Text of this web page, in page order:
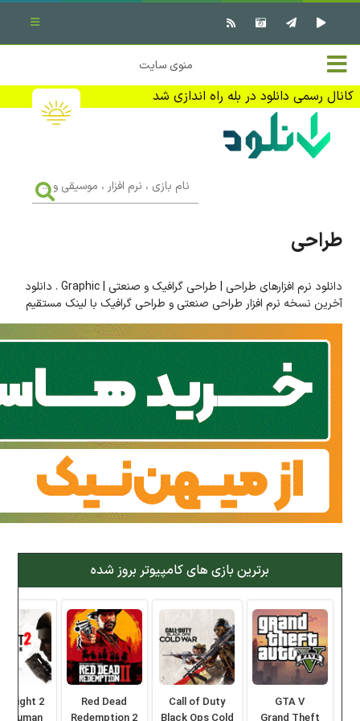
خانه
تماس با ما
تبلیغات
منوی سایت
کانال رسمی دانلود در بله راه اندازی شد
✖ بستن منو
نرم افزار کامپیوتر
بازی کامپیوتر
کتاب
وبلاگ
جهت دریافت آخرین اخبار و اطلاعات ما را در کانال رسمی دانلود در
بله دنبال کنید (ورود)
بازی
،
طراحی
دانلود نرم افزارهای طراحی | طراحی گرافیک و صنعتی | Graphic . دانلود
آخرین نسخه نرم افزار طراحی صنعتی و طراحی گرافیک با لینک مستقیم
برترین بازی های کامپیوتر بروز شده
GTA V
Call of Duty
Red Dead
Light 2